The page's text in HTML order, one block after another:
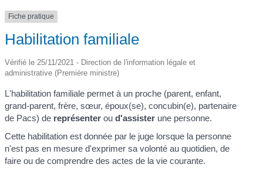
Fiche pratique
Habilitation familiale
Vérifié le 25/11/2021 - Direction de l'information légale et
administrative (Première ministre)
L'habilitation familiale permet à un proche (parent, enfant,
grand-parent, frère, sœur, époux(se), concubin(e), partenaire
de Pacs) de représenter ou d'assister une personne.
Cette habilitation est donnée par le juge lorsque la personne
n'est pas en mesure d'exprimer sa volonté au quotidien, de
faire ou de comprendre des actes de la vie courante.